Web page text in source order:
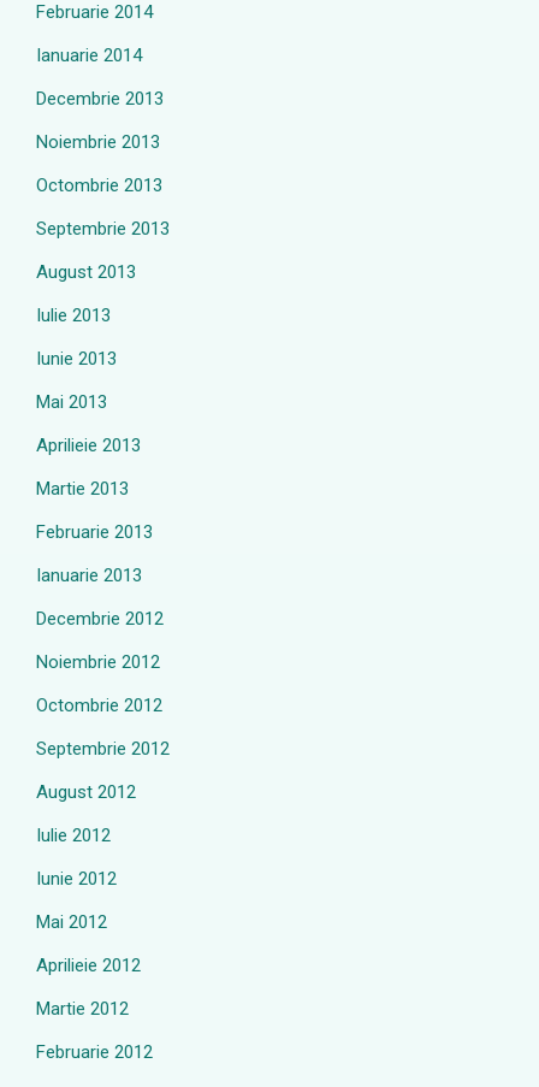
Februarie 2014
Ianuarie 2014
Decembrie 2013
Noiembrie 2013
Octombrie 2013
Septembrie 2013
August 2013
Iulie 2013
Iunie 2013
Mai 2013
Aprilieie 2013
Martie 2013
Februarie 2013
Ianuarie 2013
Decembrie 2012
Noiembrie 2012
Octombrie 2012
Septembrie 2012
August 2012
Iulie 2012
Iunie 2012
Mai 2012
Aprilieie 2012
Martie 2012
Februarie 2012